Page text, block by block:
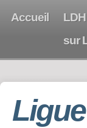
Accueil
sur